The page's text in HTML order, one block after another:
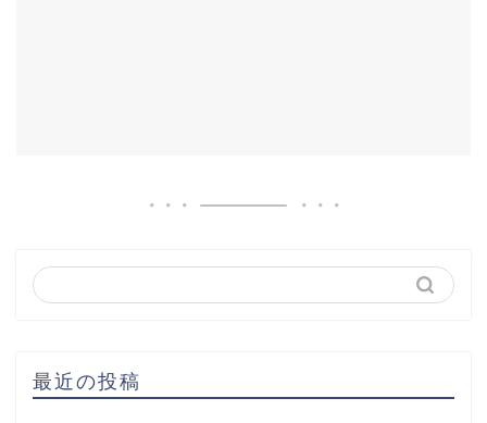
最近の投稿